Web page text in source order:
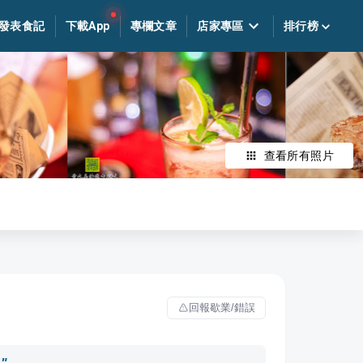
表食記 下載App 專欄文章 店家專區 排行榜
查看所有照片
回報歇業/錯誤